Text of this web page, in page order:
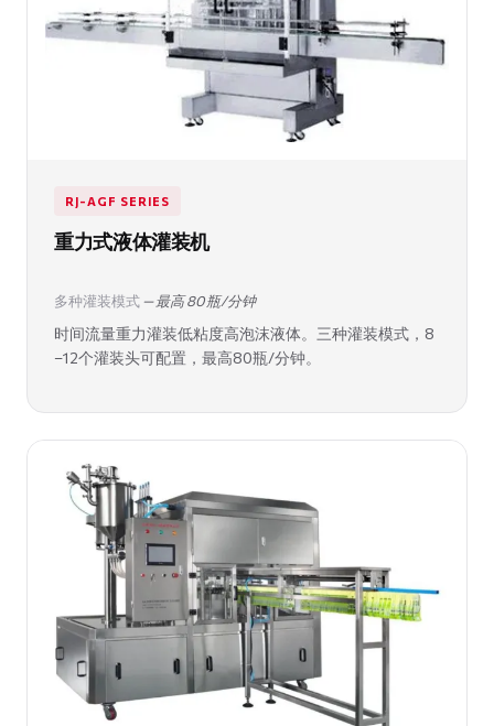
RJ-AGF SERIES
重力式液体灌装机
多种灌装模式— 最高 80 瓶/分钟
时间流量重力灌装低粘度高泡沫液体。三种灌装模式，8
–12个灌装头可配置，最高80瓶/分钟。